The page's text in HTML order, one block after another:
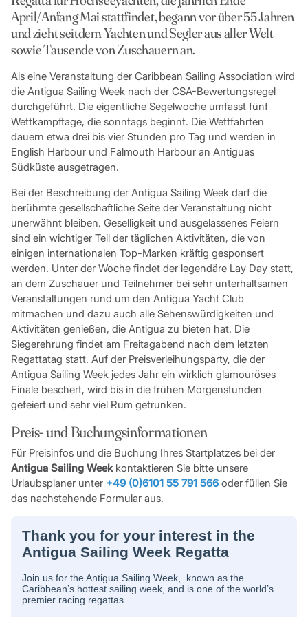
April/Anfang Mai stattfindet, begann vor über 55 Jahren
und zieht seitdem Yachten und Segler aus aller Welt
sowie Tausende von Zuschauern an.
Als eine Veranstaltung der Caribbean Sailing Association wird
die Antigua Sailing Week nach der CSA-Bewertungsregel
durchgeführt. Die eigentliche Segelwoche umfasst fünf
Wettkampftage, die sonntags beginnt. Die Wettfahrten
dauern etwa drei bis vier Stunden pro Tag und werden in
English Harbour und Falmouth Harbour an Antiguas
Südküste ausgetragen.
Bei der Beschreibung der Antigua Sailing Week darf die
berühmte gesellschaftliche Seite der Veranstaltung nicht
unerwähnt bleiben. Geselligkeit und ausgelassenes Feiern
sind ein wichtiger Teil der täglichen Aktivitäten, die von
einigen internationalen Top-Marken kräftig gesponsert
werden. Unter der Woche findet der legendäre Lay Day statt,
an dem Zuschauer und Teilnehmer bei sehr unterhaltsamen
Veranstaltungen rund um den Antigua Yacht Club
mitmachen und dazu auch alle Sehenswürdigkeiten und
Aktivitäten genießen, die Antigua zu bieten hat. Die
Siegerehrung findet am Freitagabend nach dem letzten
Regattatag statt. Auf der Preisverleihungsparty, die der
Antigua Sailing Week jedes Jahr ein wirklich glamouröses
Finale beschert, wird bis in die frühen Morgenstunden
gefeiert und sehr viel Rum getrunken.
Preis- und Buchungsinformationen
Für Preisinfos und die Buchung Ihres Startplatzes bei der
Antigua Sailing Weekkontaktieren Sie bitte unsere
Urlaubsplaner unter +49 (0)6101 55 791 566oder füllen Sie
das nachstehende Formular aus.